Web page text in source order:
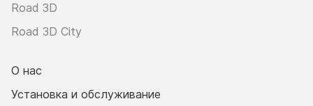
Road 3D
Road 3D City
О нас
Установка и обслуживание